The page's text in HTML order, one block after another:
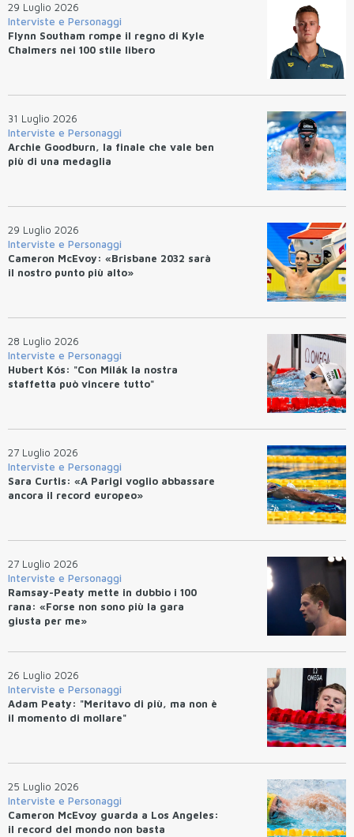
29 Luglio 2026
Interviste e Personaggi
Flynn Southam rompe il regno di Kyle
Chalmers nei 100 stile libero
31 Luglio 2026
Interviste e Personaggi
Archie Goodburn, la finale che vale ben
più di una medaglia
29 Luglio 2026
Interviste e Personaggi
Cameron McEvoy: «Brisbane 2032 sarà
il nostro punto più alto»
28 Luglio 2026
Interviste e Personaggi
Hubert Kós: "Con Milák la nostra
staffetta può vincere tutto"
27 Luglio 2026
Interviste e Personaggi
Sara Curtis: «A Parigi voglio abbassare
ancora il record europeo»
27 Luglio 2026
Interviste e Personaggi
Ramsay-Peaty mette in dubbio i 100
rana: «Forse non sono più la gara
giusta per me»
26 Luglio 2026
Interviste e Personaggi
Adam Peaty: "Meritavo di più, ma non è
il momento di mollare"
25 Luglio 2026
Interviste e Personaggi
Cameron McEvoy guarda a Los Angeles:
il record del mondo non basta